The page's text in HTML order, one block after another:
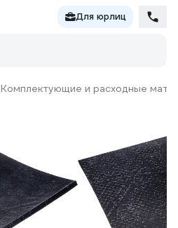
Для юрлиц
Комплектующие и расходные